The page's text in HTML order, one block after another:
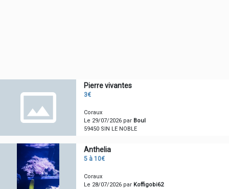
Pierre vivantes
3€
Coraux
Le 29/07/2026 par Boul
59450 SIN LE NOBLE
Anthelia
5 à 10€
Coraux
Le 28/07/2026 par Koffigobi62